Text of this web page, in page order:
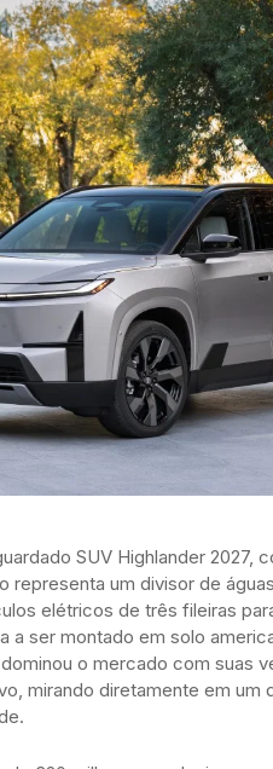
SUV Highlander 2027,
um divisor de
elétricos de três fileiras
ser montado em solo
o mercado com suas
mirando diretamente em um